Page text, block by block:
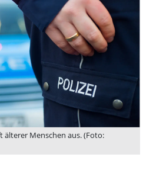
Menschen aus. (Foto: